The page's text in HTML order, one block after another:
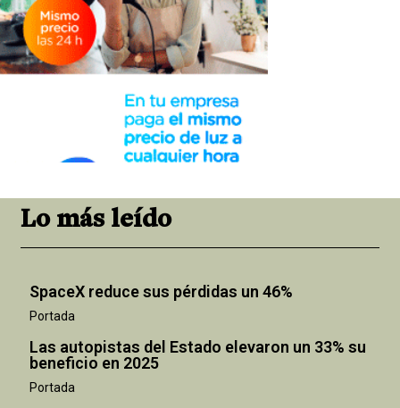
Lo más leído
SpaceX reduce sus pérdidas un 46%
Portada
Las autopistas del Estado elevaron un 33% su
beneficio en 2025
Portada